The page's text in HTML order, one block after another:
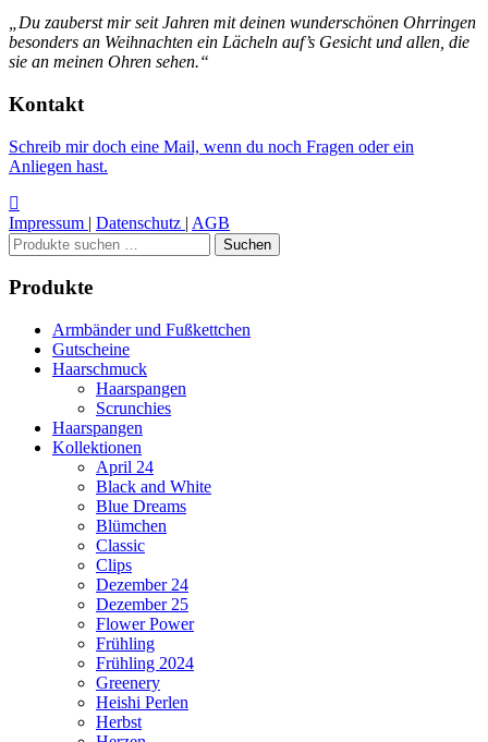
„Du zauberst mir seit Jahren mit deinen wunderschönen Ohrringen
besonders an Weihnachten ein Lächeln auf’s Gesicht und allen, die
sie an meinen Ohren sehen.“
Kontakt
Schreib mir doch eine Mail, wenn du noch Fragen oder ein
Anliegen hast.
Impressum | Datenschutz | AGB
Suchen
nach:
Suchen
Produkte
Armbänder und Fußkettchen
Gutscheine
Haarschmuck
Haarspangen
Scrunchies
Haarspangen
Kollektionen
April 24
Black and White
Blue Dreams
Blümchen
Classic
Clips
Dezember 24
Dezember 25
Flower Power
Frühling
Frühling 2024
Greenery
Heishi Perlen
Herbst